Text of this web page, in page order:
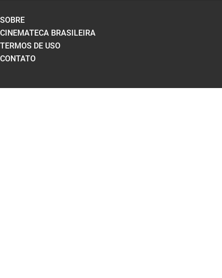
SOBRE
CINEMATECA BRASILEIRA
TERMOS DE USO
CONTATO